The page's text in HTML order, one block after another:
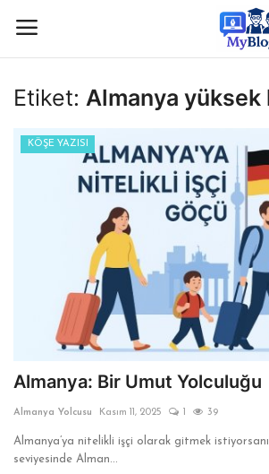
Giriş Kayıt
BİLİM & TEKNOLOJİ
KÖŞE YAZISI
GÜNDEM-HABER
KAMPÜS
ANKET VE TEST
Etiket: Almanya yüksek
KÖŞE YAZISI
Almanya: Bir Umut Yolculuğu
Almanya Yolcusu Kasım 11, 2025 39
Almanya’ya nitelikli işçi olarak gitmek
seviyesinde Alman...